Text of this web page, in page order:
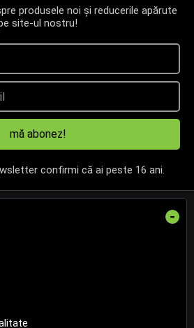
produsele noi și reducerile apărute
site-ul nostru!
mă abonez!
confirmi că ai peste 16 ani.
-